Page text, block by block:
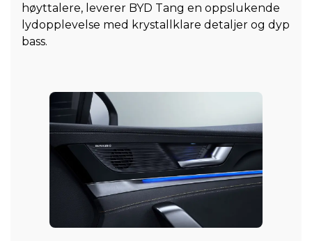
høyttalere, leverer BYD Tang en oppslukende
lydopplevelse med krystallklare detaljer og dyp
bass.